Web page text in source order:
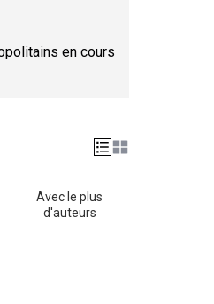
en cours
Avec le plus
d'auteurs